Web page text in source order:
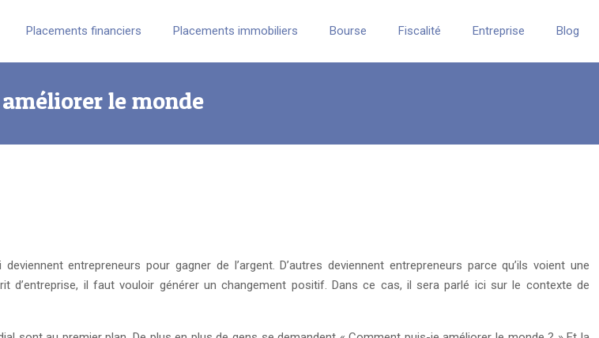
Placements financiers Placements immobiliers Bourse Fiscalité Entreprise Blog
le monde
entrepreneurs pour gagner de l’argent. D’autres deviennent entrepreneurs parce qu’ils voient une
d’entreprise, il faut vouloir générer un changement positif. Dans ce cas, il sera parlé ici sur le contexte de